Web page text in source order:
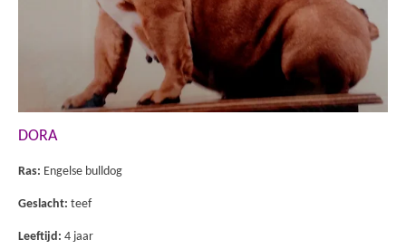
DORA
Ras: Engelse bulldog
Geslacht: teef
Leeftijd: 4 jaar